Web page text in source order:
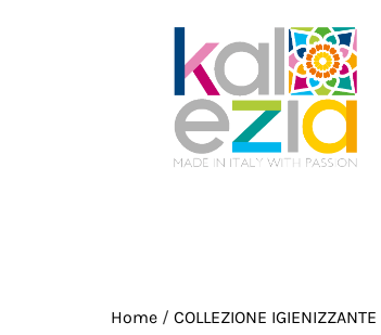
Home / COLLEZIONE IGIENIZZANTE